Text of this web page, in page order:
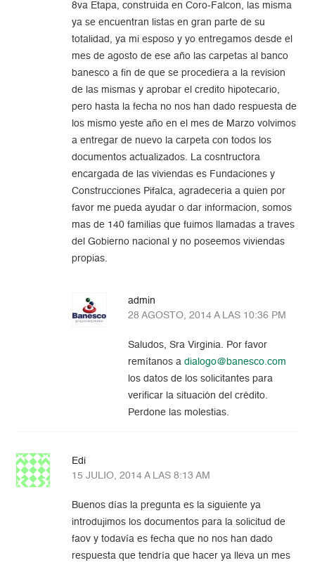
8va Etapa, construida en Coro-Falcon, las misma
ya se encuentran listas en gran parte de su
totalidad, ya mi esposo y yo entregamos desde el
mes de agosto de ese año las carpetas al banco
banesco a fin de que se procediera a la revision
de las mismas y aprobar el credito hipotecario,
pero hasta la fecha no nos han dado respuesta de
los mismo yeste año en el mes de Marzo volvimos
a entregar de nuevo la carpeta con todos los
documentos actualizados. La cosntructora
encargada de las viviendas es Fundaciones y
Construcciones Pifalca, agradeceria a quien por
favor me pueda ayudar o dar informacion, somos
mas de 140 familias que fuimos llamadas a traves
del Gobierno nacional y no poseemos viviendas
propias.
admin
28 AGOSTO, 2014 A LAS 10:36 PM
Saludos, Sra Virginia. Por favor
remítanos adialogo@banesco.com
los datos de los solicitantes para
verificar la situación del crédito.
Perdone las molestias.
Edi
15 JULIO, 2014 A LAS 8:13 AM
Buenos días la pregunta es la siguiente ya
introdujimos los documentos para la solicitud de
faov y todavía es fecha que no nos han dado
respuesta que tendría que hacer ya lleva un mes